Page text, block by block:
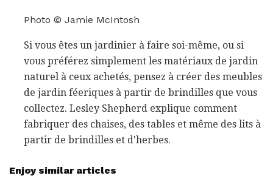
Photo © Jamie McIntosh
Si vous êtes un jardinier à faire soi-même, ou si
vous préférez simplement les matériaux de jardin
naturel à ceux achetés, pensez à créer des meubles
de jardin féeriques à partir de brindilles que vous
collectez. Lesley Shepherd explique comment
fabriquer des chaises, des tables et même des lits à
partir de brindilles et d'herbes.
Enjoy similar articles